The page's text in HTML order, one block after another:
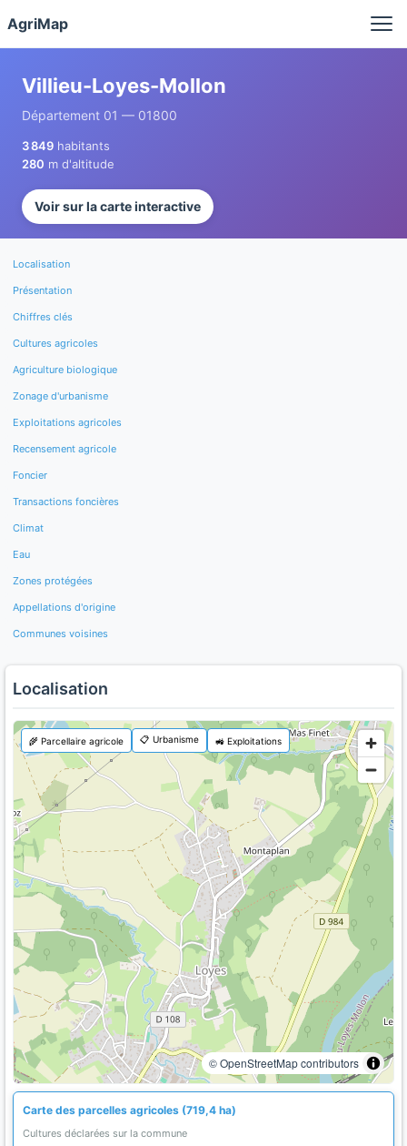
AgriMap
Villieu-Loyes-Mollon
Département 01 — 01800
3 849 habitants
280 m d'altitude
Voir sur la carte interactive
Localisation
Présentation
Chiffres clés
Cultures agricoles
Agriculture biologique
Zonage d'urbanisme
Exploitations agricoles
Recensement agricole
Foncier
Transactions foncières
Climat
Eau
Zones protégées
Appellations d'origine
Communes voisines
Localisation
© OpenStreetMap contributors
🌾 Parcellaire agricole 📋 Urbanisme 🚜 Exploitations
Carte des parcelles agricoles (719,4 ha)
Cultures déclarées sur la commune